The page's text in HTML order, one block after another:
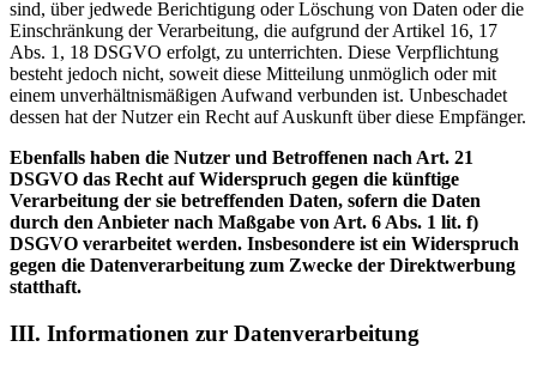
sind, über jedwede Berichtigung oder Löschung von Daten oder die
Einschränkung der Verarbeitung, die aufgrund der Artikel 16, 17
Abs. 1, 18 DSGVO erfolgt, zu unterrichten. Diese Verpflichtung
besteht jedoch nicht, soweit diese Mitteilung unmöglich oder mit
einem unverhältnismäßigen Aufwand verbunden ist. Unbeschadet
dessen hat der Nutzer ein Recht auf Auskunft über diese Empfänger.
Ebenfalls haben die Nutzer und Betroffenen nach Art. 21
DSGVO das Recht auf Widerspruch gegen die künftige
Verarbeitung der sie betreffenden Daten, sofern die Daten
durch den Anbieter nach Maßgabe von Art. 6 Abs. 1 lit. f)
DSGVO verarbeitet werden. Insbesondere ist ein Widerspruch
gegen die Datenverarbeitung zum Zwecke der Direktwerbung
statthaft.
III. Informationen zur Datenverarbeitung